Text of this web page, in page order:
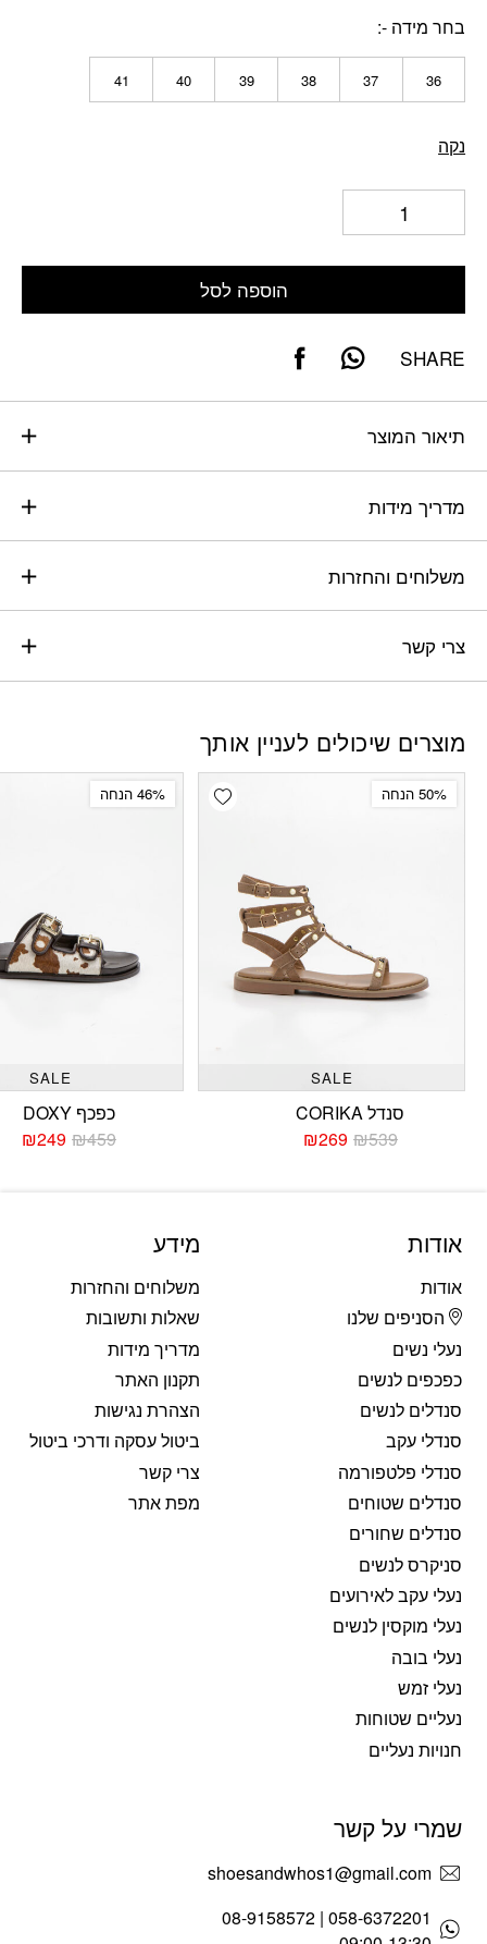
בחר מידה -
36
37
38
39
40
41
נקה
הוספה לסל
SHARE
תיאור המוצר
מדריך מידות
משלוחים והחזרות
צרי קשר
מוצרים שיכולים לעניין אותך
Add wishlist 50% הנחה
SALE
סנדל CORIKA
₪539
המחיר
₪269המחיר
46% הנחה
SALE
כפכף DOXY
₪459
₪249
אודות
אודות
הסניפים שלנו
נעלי נשים
כפכפים לנשים
סנדלים לנשים
סנדלי עקב
סנדלי פלטפורמה
סנדלים שטוחים
סנדלים שחורים
סניקרס לנשים
נעלי עקב לאירועים
נעלי מוקסין לנשים
נעלי בובה
נעלי זמש
נעליים שטוחות
חנויות נעליים
מידע
משלוחים והחזרות
שאלות ותשובות
מדריך מידות
תקנון האתר
הצהרת נגישות
ביטול עסקה ודרכי ביטול
צרי קשר
מפת אתר
שמרי על קשר
shoesandwhos1@gmail.com
058-6372201 | 08-9158572